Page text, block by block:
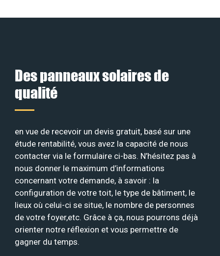
Des panneaux solaires de
qualité
en vue de recevoir un devis gratuit, basé sur une
étude rentabilité, vous avez la capacité de nous
contacter via le formulaire ci-bas. N’hésitez pas à
nous donner le maximum d’informations
concernant votre demande, à savoir : la
configuration de votre toit, le type de bâtiment, le
lieux où celui-ci se situe, le nombre de personnes
de votre foyer,etc. Grâce à ça, nous pourrons déjà
orienter notre réflexion et vous permettre de
gagner du temps.